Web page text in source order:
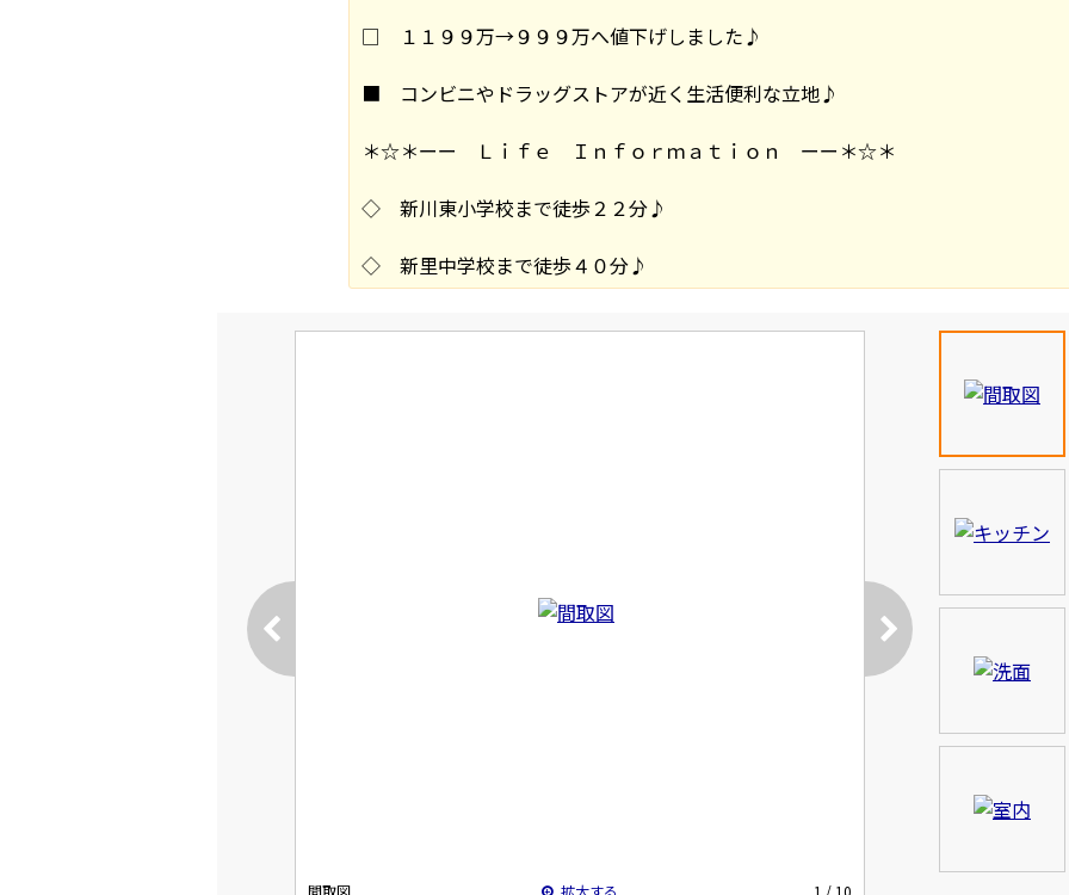
□ １１９９万→９９９万へ値下げしました♪
■ コンビニやドラッグストアが近く生活便利な立地♪
＊☆＊ーー Ｌｉｆｅ Ｉｎｆｏｒｍａｔｉｏｎ ーー＊☆＊
◇ 新川東小学校まで徒歩２２分♪
◇ 新里中学校まで徒歩４０分♪